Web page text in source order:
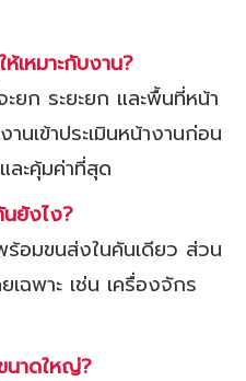
เหมาะกับงาน?
ยก ระยะยก และพื้นที่หน้า
นเข้าประเมินหน้างานก่อน
ละคุ้มค่าที่สุด
ยังไง?
ร้อมขนส่งในคันเดียว ส่วน
เฉพาะ เช่น เครื่องจักร
นาดใหญ่?